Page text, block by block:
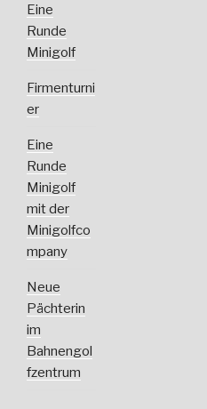
Eine
Runde
Minigolf
Firmenturni
er
Eine
Runde
Minigolf
mit der
Minigolfco
mpany
Neue
Pächterin
im
Bahnengol
fzentrum